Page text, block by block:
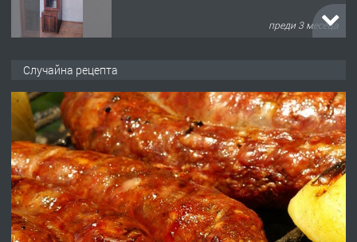
преди 3 месеца
преди 10 месеца
ПРЕДЛАГА
Професионална броячна машина -
със сертификат от ЕЦБ
Случайна рецепта